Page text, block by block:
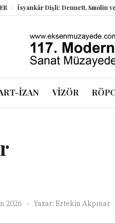
Dişli: Dennett, Smolin ve
İZAN VİZÖR
2026 Yazar: Ertekin Akpınar